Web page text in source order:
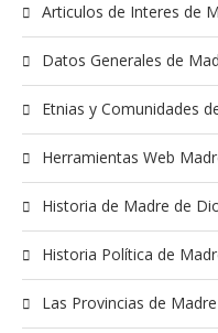
Articulos de Interes de
Datos Generales de
Etnias y Comunidades
Herramientas Web
Historia de Madre de
Historia Política de
Las Provincias de